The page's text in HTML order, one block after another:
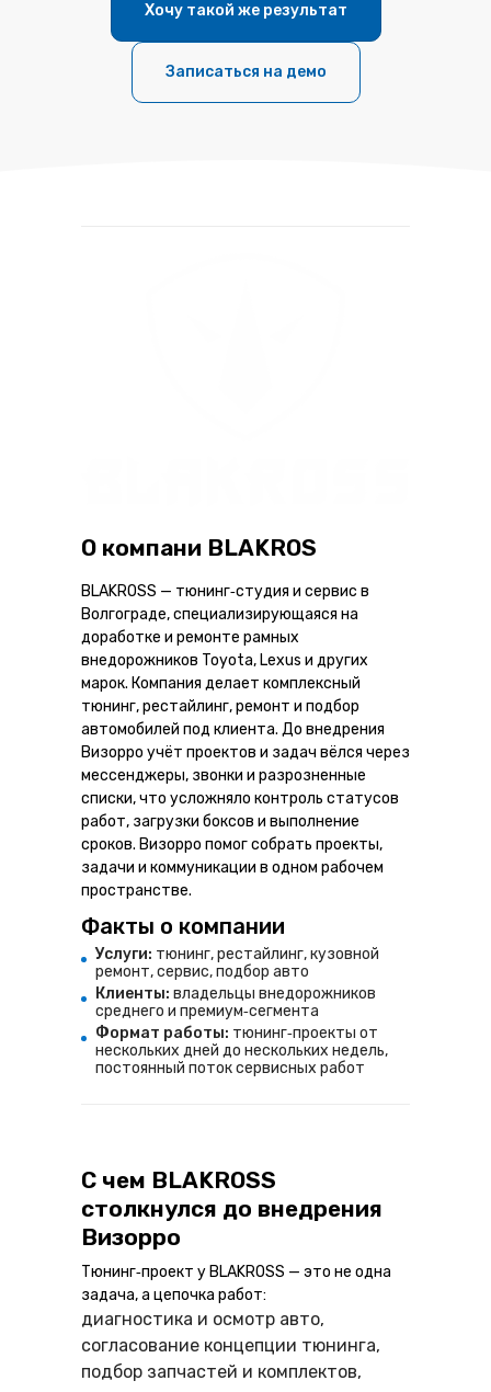
Хочу такой же результат
Записаться на демо
О компани BLAKROS
BLAKROSS — тюнинг‑студия и сервис в
Волгограде, специализирующаяся на
доработке и ремонте рамных
внедорожников Toyota, Lexus и других
марок. Компания делает комплексный
тюнинг, рестайлинг, ремонт и подбор
автомобилей под клиента. До внедрения
Визорро учёт проектов и задач вёлся через
мессенджеры, звонки и разрозненные
списки, что усложняло контроль статусов
работ, загрузки боксов и выполнение
сроков. Визорро помог собрать проекты,
задачи и коммуникации в одном рабочем
пространстве.
Факты о компании
Услуги: тюнинг, рестайлинг, кузовной
ремонт, сервис, подбор авто
Клиенты: владельцы внедорожников
среднего и премиум‑сегмента
Формат работы: тюнинг‑проекты от
нескольких дней до нескольких недель,
постоянный поток сервисных работ
С чем BLAKROSS
столкнулся до внедрения
Визорро
Тюнинг‑проект у BLAKROSS — это не одна
задача, а цепочка работ:
диагностика и осмотр авто,
согласование концепции тюнинга,
подбор запчастей и комплектов,